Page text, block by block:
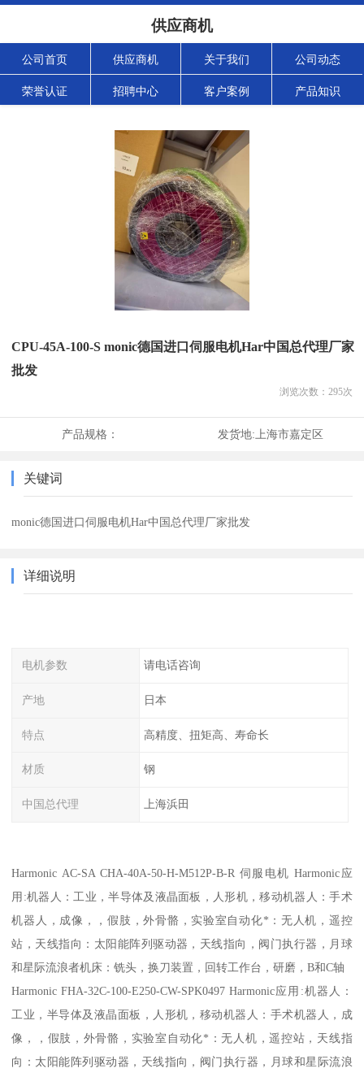
供应商机
公司首页 供应商机 关于我们 公司动态
荣誉认证 招聘中心 客户案例 产品知识
CPU-45A-100-S monic德国进口伺服电机Har中国总代理厂家
批发
浏览次数： 295次
产品规格： 发货地: 上海市嘉定区
关键词
monic德国进口伺服电机Har中国总代理厂家批发
详细说明
电机参数 请电话咨询
产地 日本
特点 高精度、扭矩高、寿命长
材质 钢
中国总代理 上海浜田
Harmonic AC-SA CHA-40A-50-H-M512P-B-R 伺服电机 Harmonic应
用:机器人：工业，半导体及液晶面板，人形机，移动机器人：手术
机器人，成像，，假肢，外骨骼，实验室自动化*：无人机，遥控
站，天线指向：太阳能阵列驱动器，天线指向，阀门执行器，月球
和星际流浪者机床：铣头，换刀装置，回转工作台，研磨，B和C轴
Harmonic FHA-32C-100-E250-CW-SPK0497 Harmonic应用:机器人：
工业，半导体及液晶面板，人形机，移动机器人：手术机器人，成
像，，假肢，外骨骼，实验室自动化*：无人机，遥控站，天线指
向：太阳能阵列驱动器，天线指向，阀门执行器，月球和星际流浪